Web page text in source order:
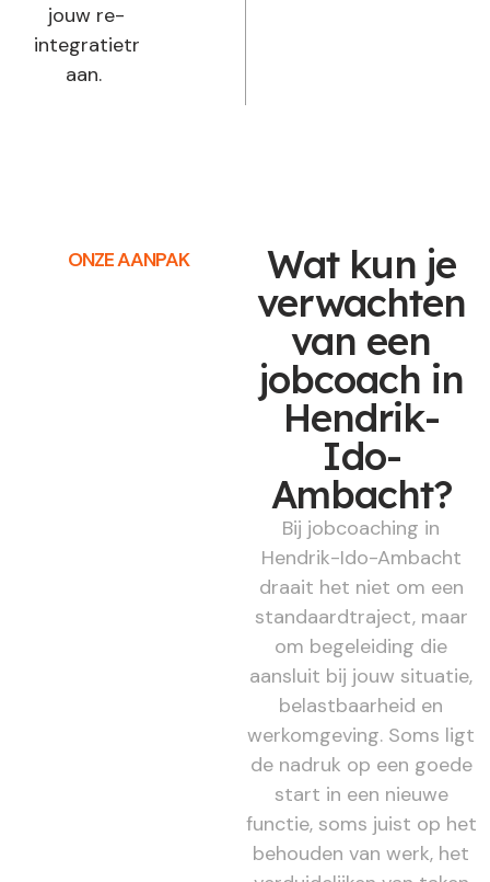
jouw re-
integratietraject
aan.
ONZE AANPAK Wat kun je
verwachten
van een
jobcoach in
Hendrik-
Ido-
Ambacht?
Bij jobcoaching in
Hendrik-Ido-Ambacht
draait het niet om een
standaardtraject, maar
om begeleiding die
aansluit bij jouw situatie,
belastbaarheid en
werkomgeving. Soms ligt
de nadruk op een goede
start in een nieuwe
functie, soms juist op het
behouden van werk, het